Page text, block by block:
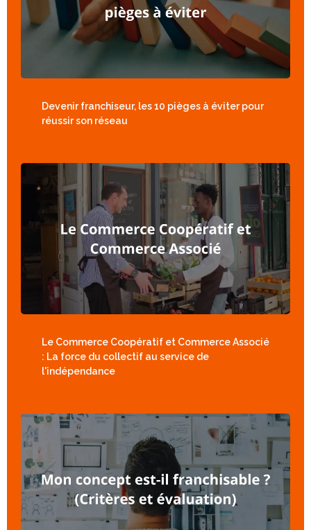
Devenir franchiseur, les 10 pièges à éviter pour
réussir son réseau
Le Commerce Coopératif et Commerce Associé
: La force du collectif au service de
l'indépendance